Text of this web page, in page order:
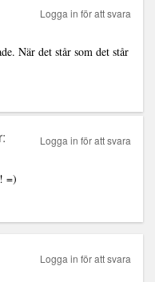
När det står som det står
Logga in för att svara
=)
Logga in för att svara
Logga in för att svara